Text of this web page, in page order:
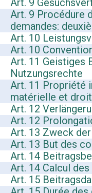
Art. 9
Art. 9 Procédure
demandes:
Art. 10
Art. 10
Art. 11 Geistiges
Nutzungsrechte
Art. 11 Propriété
matérielle et
Art. 12
Art. 12
Art. 13 Zweck
Art. 13 But des
Art. 14
Art. 14 Calcul
Art. 15